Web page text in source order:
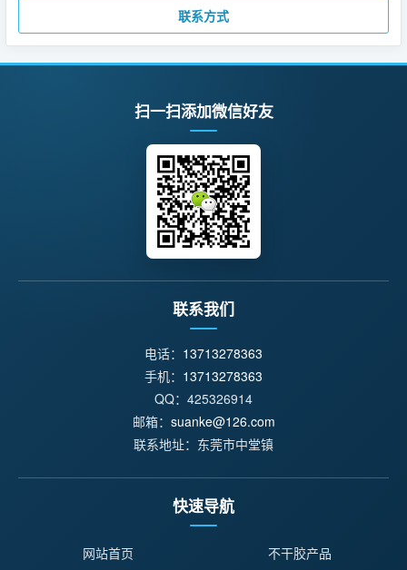
联系方式
扫一扫添加微信好友
联系我们
电话： 13713278363
手机： 13713278363
QQ：425326914
邮箱： suanke@126.com
联系地址：东莞市中堂镇
快速导航
网站首页
不干胶产品